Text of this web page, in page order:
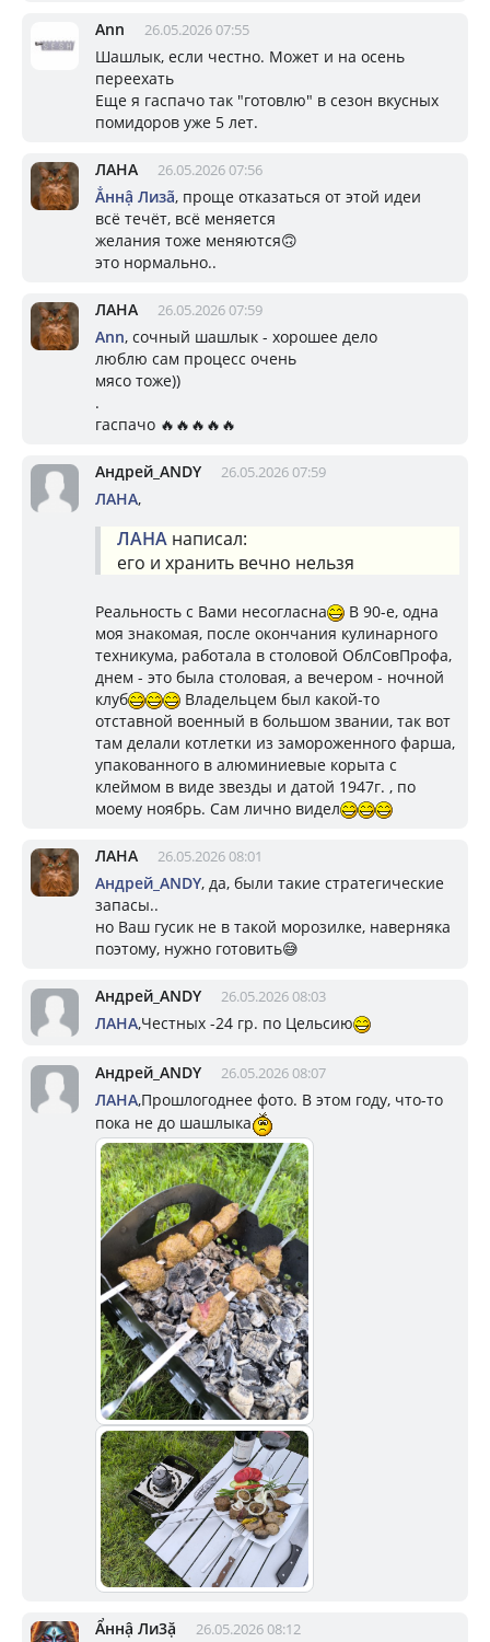
Ann 26.05.2026 07:55
Шашлык, если честно. Может и на осень
переехать
Еще я гаспачо так "готовлю" в сезон вкусных
помидоров уже 5 лет.
ЛАНА 26.05.2026 07:56
Ẳннậ Лизã, проще отказаться от этой идеи
всё течёт, всё меняется
желания тоже меняются🙃
это нормально..
ЛАНА 26.05.2026 07:59
Ann, сочный шашлык - хорошее дело
люблю сам процесс очень
мясо тоже))
.
гаспачо 🔥🔥🔥🔥🔥
Андрей_ANDY 26.05.2026 07:59
ЛАНА,
ЛАНА написал:
его и хранить вечно нельзя
Реальность с Вами несогласна
В 90-е, одна
моя знакомая, после окончания кулинарного
техникума, работала в столовой ОблСовПрофа,
днем - это была столовая, а вечером - ночной
клуб
Владельцем был какой-то
отставной военный в большом звании, так вот
там делали котлетки из замороженного фарша,
упакованного в алюминиевые корыта с
клеймом в виде звезды и датой 1947г. , по
моему ноябрь. Сам лично видел
ЛАНА 26.05.2026 08:01
Андрей_ANDY, да, были такие стратегические
запасы..
но Ваш гусик не в такой морозилке, наверняка
поэтому, нужно готовить😅
Андрей_ANDY 26.05.2026 08:03
ЛАНА,Честных -24 гр. по Цельсию
Андрей_ANDY 26.05.2026 08:07
ЛАНА,Прошлогоднее фото. В этом году, что-то
пока не до шашлыка
Ẩннậ Ли3ặ 26.05.2026 08:12